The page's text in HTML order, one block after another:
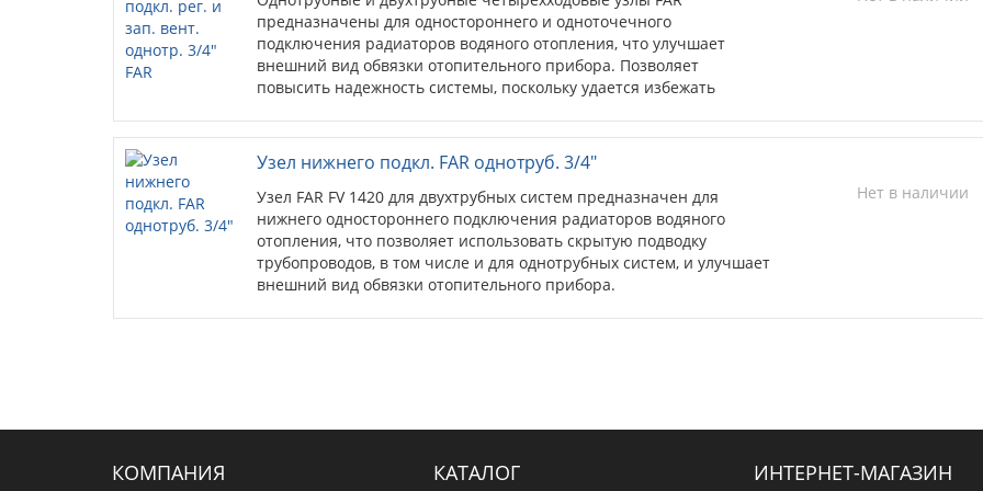
предназначены для одностороннего и одноточечного
подключения радиаторов водяного отопления, что улучшает
внешний вид обвязки отопительного прибора. Позволяет
повысить надежность системы, поскольку удается избежать
Узел нижнего подкл. FAR однотруб. 3/4"
Узел FAR FV 1420 для двухтрубных систем предназначен для
нижнего одностороннего подключения радиаторов водяного
отопления, что позволяет использовать скрытую подводку
трубопроводов, в том числе и для однотрубных систем, и улучшает
внешний вид обвязки отопительного прибора.
Нет в наличии
КОМПАНИЯ КАТАЛОГ ИНТЕРНЕТ-МАГАЗИН